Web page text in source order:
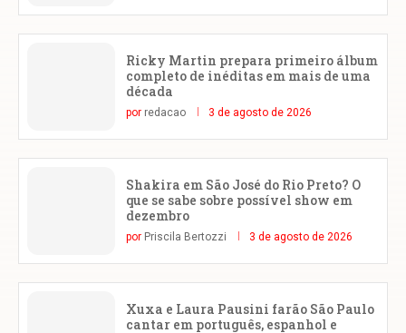
Ricky Martin prepara primeiro álbum
completo de inéditas em mais de uma
década
por redacao 3 de agosto de 2026
Shakira em São José do Rio Preto? O
que se sabe sobre possível show em
dezembro
por Priscila Bertozzi 3 de agosto de 2026
Xuxa e Laura Pausini farão São Paulo
cantar em português, espanhol e